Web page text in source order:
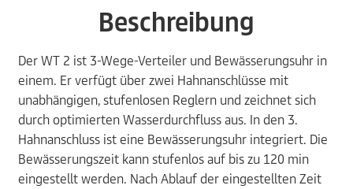
Beschreibung
Der WT 2 ist 3-Wege-Verteiler und Bewässerungsuhr in
einem. Er verfügt über zwei Hahnanschlüsse mit
unabhängigen, stufenlosen Reglern und zeichnet sich
durch optimierten Wasserdurchfluss aus. In den 3.
Hahnanschluss ist eine Bewässerungsuhr integriert. Die
Bewässerungszeit kann stufenlos auf bis zu 120 min
eingestellt werden. Nach Ablauf der eingestellten Zeit